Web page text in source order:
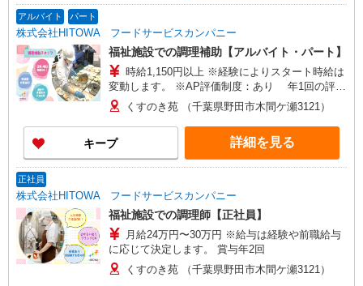
アルバイト パート
株式会社HITOWA フードサービスカンパニー
福祉施設での調理補助【アルバイト・パート】
時給1,150円以上 ※経験によりスタート時給は
変動します。 ※AP評価制度：あり 年1回の評価
により時給を見直します。 ※アルバイト賞与（寸
志）：あり 年2回。勤続年数により金額UP。
くすのき苑 （千葉県野田市木間ケ瀬3121）
キープ 詳細を見る
正社員
株式会社HITOWA フードサービスカンパニー
福祉施設での調理師【正社員】
月給24万円〜30万円 ※給与は経験や前職給与
に応じて決定します。 賞与年2回
くすのき苑 （千葉県野田市木間ケ瀬3121）